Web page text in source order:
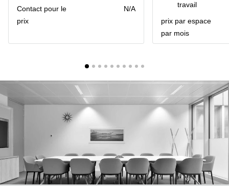
Coworking
Toulouse
Coworking
d'affaires
Location
Centre
Montpellier
Contact pour le
prix
N/A
travail
prix par espace
par mois